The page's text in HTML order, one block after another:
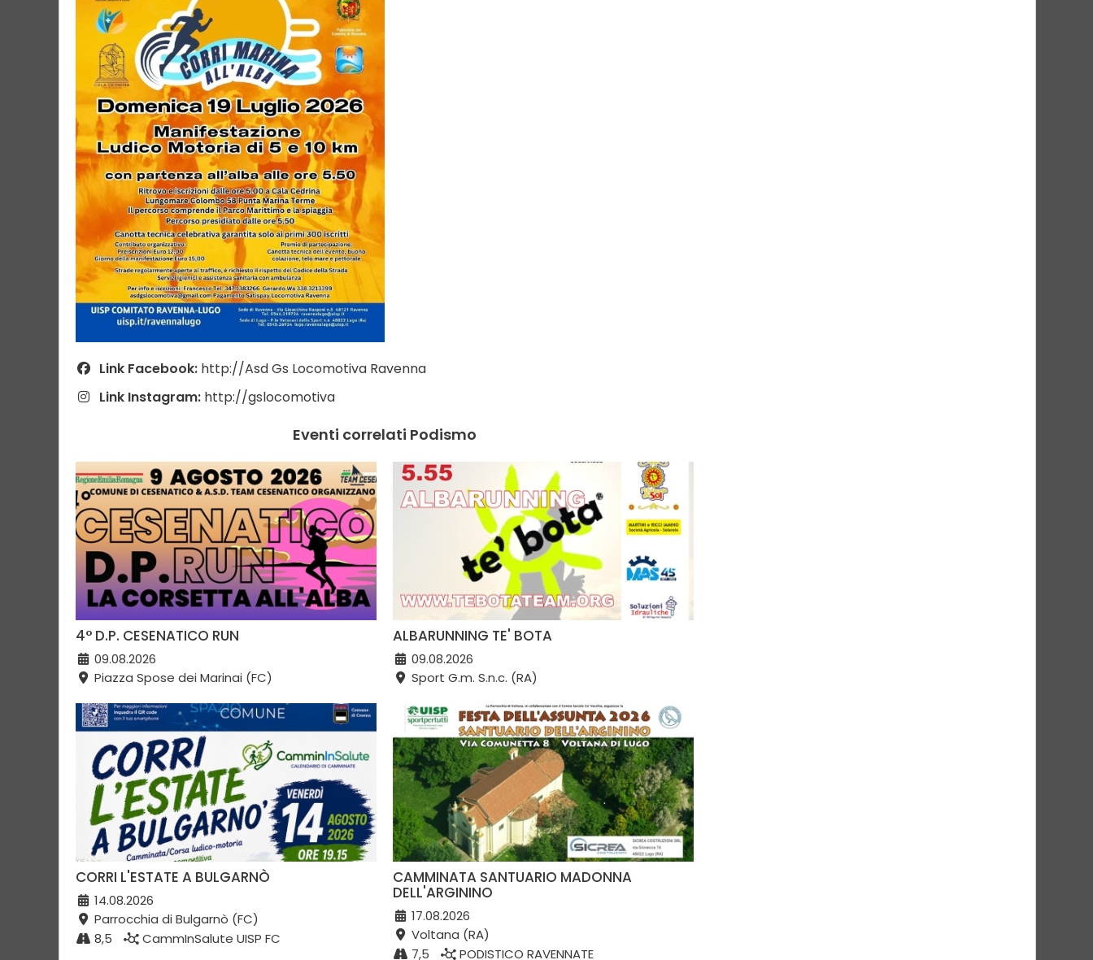
Link Facebook: http://Asd Gs Locomotiva Ravenna
Link Instagram: http://gslocomotiva
Eventi correlati Podismo
4° D.P. CESENATICO RUN
09.08.2026
Piazza Spose dei Marinai (FC)
ALBARUNNING TE' BOTA
09.08.2026
Sport G.m. S.n.c. (RA)
CORRI L'ESTATE A BULGARNÒ
14.08.2026
Parrocchia di Bulgarnò (FC)
8,5
CammInSalute UISP FC
CAMMINATA SANTUARIO MADONNA
DELL'ARGININO
17.08.2026
Voltana (RA)
7,5
PODISTICO RAVENNATE